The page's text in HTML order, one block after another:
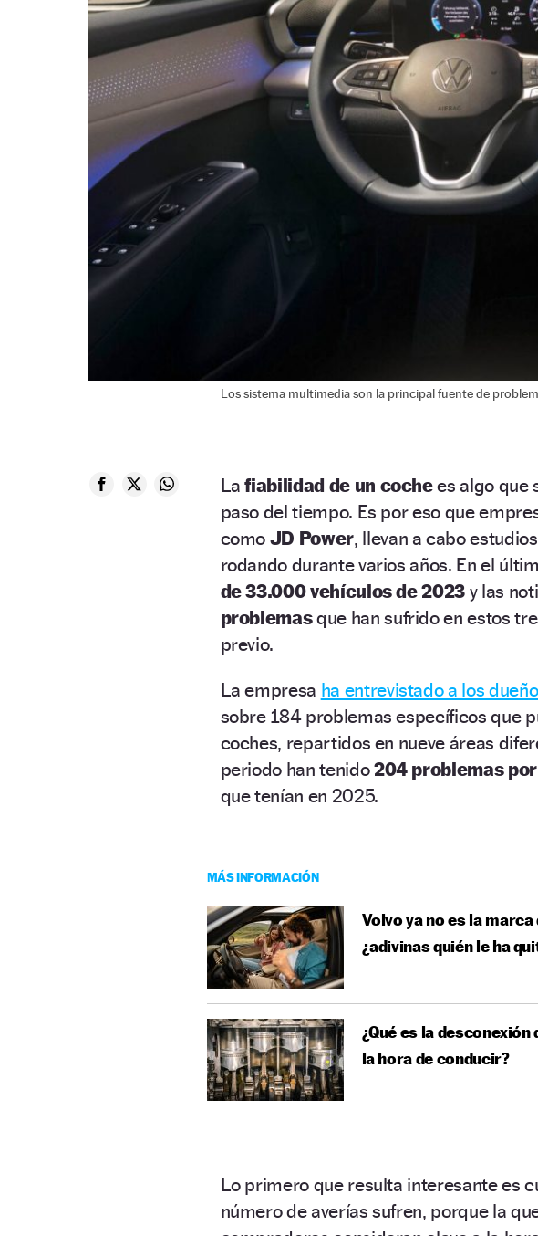
Los sistema multimedia son la principal fuente de
La fiabilidad de un cochees algo que
paso del tiempo. Es por eso que
como JD Power, llevan a cabo
rodando durante varios años. En el
de 33.000 vehículos de 2023 y las
problemasque han sufrido en estos
previo.
La empresa ha entrevistado a los
sobre 184 problemas específicos que
coches, repartidos en nueve áreas
periodo han tenido204 problemas
que tenían en 2025.
MÁS INFORMACIÓN
Volvo ya no es la
¿adivinas quién le ha
¿Qué es la
la hora de conducir?
Lo primero que resulta interesante es
número de averías sufren, porque la